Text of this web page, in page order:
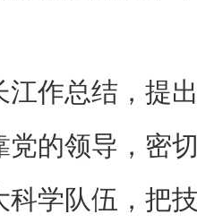
江作总结，提
党的领导，密
科学队伍，把